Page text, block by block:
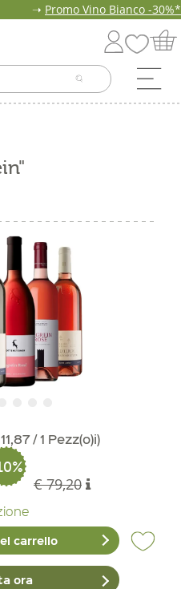
➝ Promo Vino Bianco -30%*
/ 1 Pezz(o)i)
€ 79,20
carrello
ora